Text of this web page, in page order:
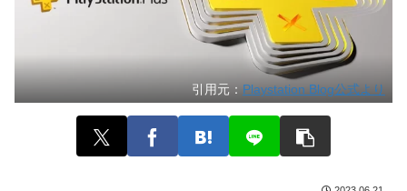
引用元： Playstation Blog公式より